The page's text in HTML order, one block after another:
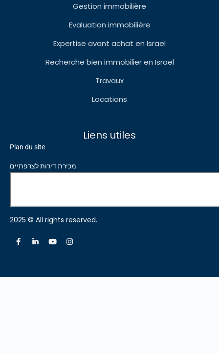
Gestion immobilière
Evaluation immobilière
Expertise avant achat en Israel
Recherche bien immobilier en Israel
Travaux
Locations
Liens utiles
Plan du site
מכירת דירות לצרפתיים
2025 © All rights reserved.